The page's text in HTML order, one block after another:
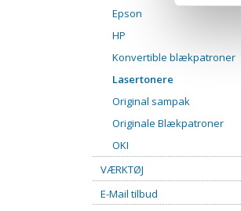
Epson
HP
Konvertible blækpatroner
Lasertonere
Original sampak
Originale Blækpatroner
OKI
VÆRKTØJ
E-Mail tilbud